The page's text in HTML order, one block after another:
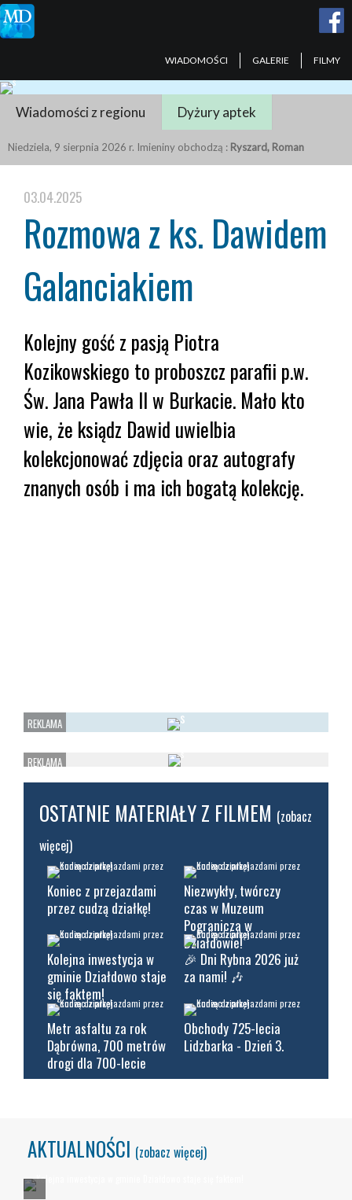
WIADOMOŚCI GALERIE FILMY
Wiadomości z regionu Dyżury aptek
Niedziela, 9 sierpnia 2026 r. Imieniny obchodzą : Ryszard, Roman
03.04.2025
Rozmowa z ks. Dawidem
Galanciakiem
Kolejny gość z pasją Piotra
Kozikowskiego to proboszcz parafii p.w.
Św. Jana Pawła II w Burkacie. Mało kto
wie, że ksiądz Dawid uwielbia
kolekcjonować zdjęcia oraz autografy
znanych osób i ma ich bogatą kolekcję.
OSTATNIE MATERIAŁY Z FILMEM (zobacz
więcej)
Koniec z przejazdami
przez cudzą działkę!
Niezwykły, twórczy
czas w Muzeum
Pogranicza w
Działdowie!
Kolejna inwestycja w
gminie Działdowo staje
się faktem!
🎉 Dni Rybna 2026 już
za nami! 🎶
Metr asfaltu za rok
Dąbrówna, 700 metrów
drogi dla 700-lecie
Obchody 725-lecia
Lidzbarka - Dzień 3.
AKTUALNOŚCI (zobacz więcej)